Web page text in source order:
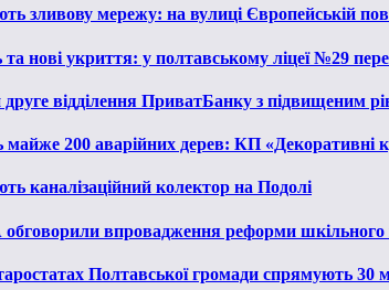
зливову мережу: на вулиці Європейській
та нові укриття: у полтавському ліцеї №29
відділення ПриватБанку з підвищеним
200 аварійних дерев: КП «Декоративні
каналізаційний колектор на Подолі
впровадження реформи
Полтавської громади спрямують 30